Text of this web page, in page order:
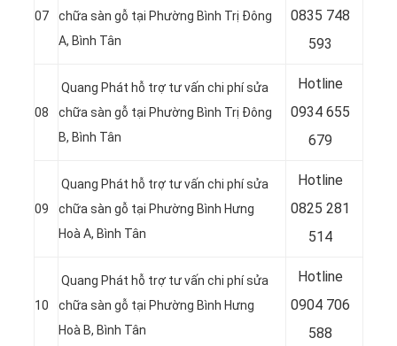
07
chữa sàn gỗ tại Phường Bình Trị Đông
A, Bình Tân
0835 748
593
08
Quang Phát hỗ trợ tư vấn chi phí sửa
chữa sàn gỗ tại Phường Bình Trị Đông
B, Bình Tân
Hotline
0934 655
679
09
Quang Phát hỗ trợ tư vấn chi phí sửa
chữa sàn gỗ tại Phường Bình Hưng
Hoà A, Bình Tân
Hotline
0825 281
514
10
Quang Phát hỗ trợ tư vấn chi phí sửa
chữa sàn gỗ tại Phường Bình Hưng
Hoà B, Bình Tân
Hotline
0904 706
588